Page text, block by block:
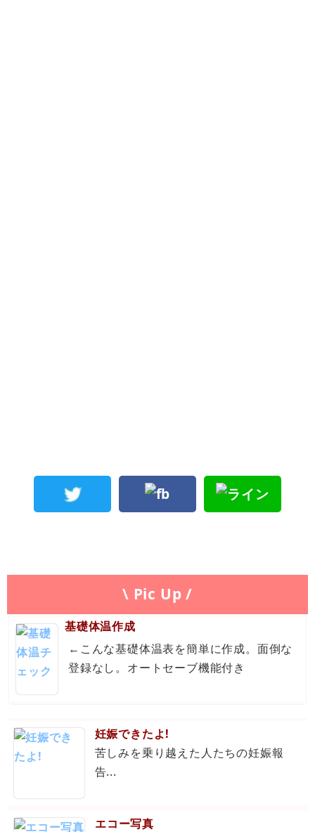
\ Pic Up /
基礎体温作成
←こんな基礎体温表を簡単に作成。面倒な
登録なし。オートセーブ機能付き
妊娠できたよ!
苦しみを乗り越えた人たちの妊娠報
告...
エコー写真